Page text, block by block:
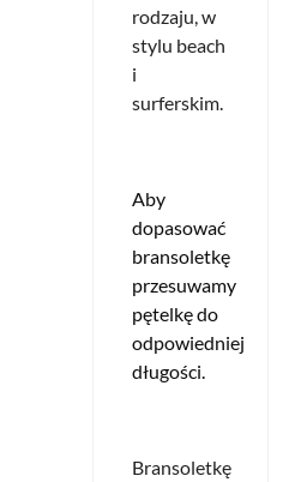
rodzaju, w
stylu beach
i
surferskim.
Aby
dopasować
bransoletkę
przesuwamy
pętelkę do
odpowiedniej
długości.
Bransoletkę